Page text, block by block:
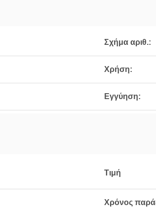
Σχήμα αριθ.:
Χρήση:
Εγγύηση:
Τιμή
Χρόνος